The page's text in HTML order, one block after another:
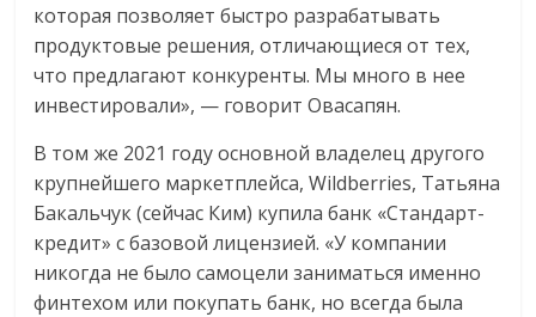
которая позволяет быстро разрабатывать
продуктовые решения, отличающиеся от тех,
что предлагают конкуренты. Мы много в нее
инвестировали», — говорит Овасапян.
В том же 2021 году основной владелец другого
крупнейшего маркетплейса, Wildberries, Татьяна
Бакальчук (сейчас Ким) купила банк «Стандарт-
кредит» с базовой лицензией. «У компании
никогда не было самоцели заниматься именно
финтехом или покупать банк, но всегда была